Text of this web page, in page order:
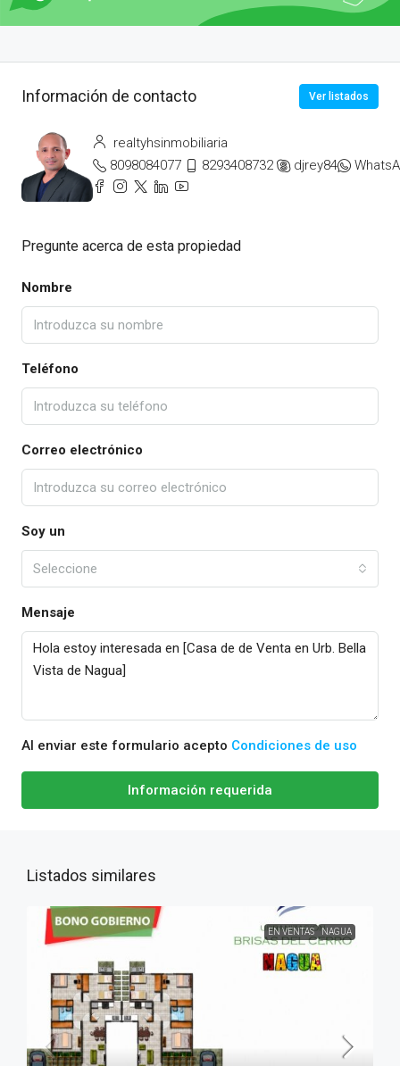
Información de contacto Ver listados
realtyhsinmobiliaria
8098084077
8293408732 djrey84
Pregunte acerca de esta propiedad
Nombre
Teléfono
Correo electrónico
Soy un
Seleccione
Mensaje
Al enviar este formulario acepto Condiciones de uso
Información requerida
Listados similares
EN VENTAS NAGUA